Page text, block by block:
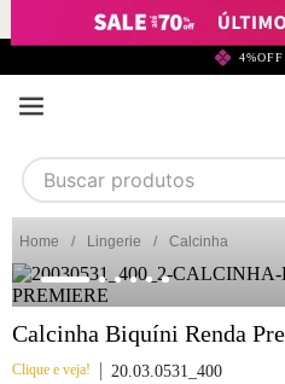
4%OFF
Buscar produtos
1 calcinha
2 sutiã
camisola
Lingerie Calcinha
Calcinha Biquíni Renda
Clique e veja! 20.03.0531_400